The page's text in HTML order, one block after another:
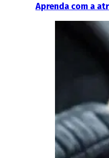
Aprenda com a